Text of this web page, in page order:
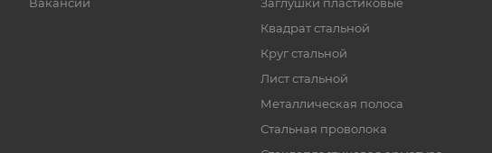
Вакансии
Заглушки пластиковые
Квадрат стальной
Круг стальной
Лист стальной
Металлическая полоса
Стальная проволока